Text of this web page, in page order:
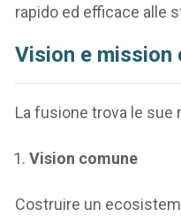
rapido ed efficace alle
Vision e mission
La fusione trova le sue
Vision comune
Costruire un